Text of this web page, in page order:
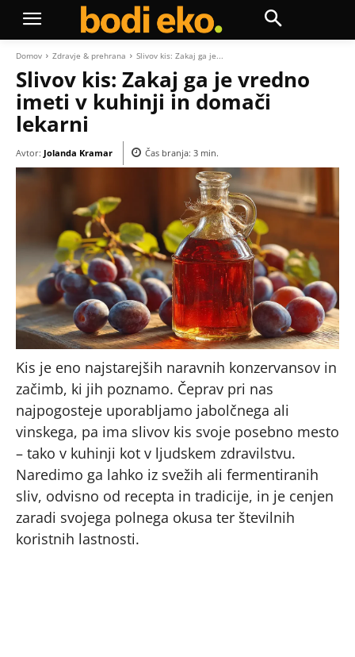
Domov Zdravje & prehrana Slivov kis: Zakaj ga je...
Slivov kis: Zakaj ga je vredno
imeti v kuhinji in domači
lekarni
Avtor: Jolanda Kramar Čas branja: 3 min.
Kis je eno najstarejših naravnih konzervansov in
začimb, ki jih poznamo. Čeprav pri nas
najpogosteje uporabljamo jabolčnega ali
vinskega, pa ima slivov kis svoje posebno mesto
– tako v kuhinji kot v ljudskem zdravilstvu.
Naredimo ga lahko iz svežih ali fermentiranih
sliv, odvisno od recepta in tradicije, in je cenjen
zaradi svojega polnega okusa ter številnih
koristnih lastnosti.